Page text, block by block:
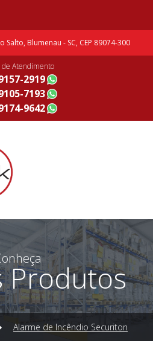
Salto, Blumenau - SC, CEP 89074-300
de Atendimento
2919
7193
9642
Produtos
Alarme de Incêndio Securiton